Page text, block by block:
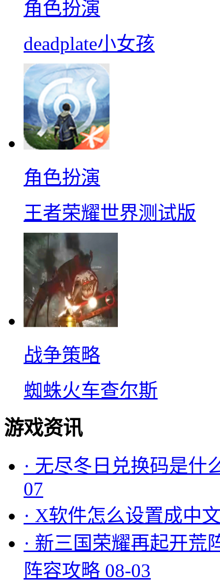
角色扮演
deadplate小女孩
角色扮演
王者荣耀世界测试版
战争策略
蜘蛛火车查尔斯
游戏资讯
· 无尽冬日兑换码是什
07
· X软件怎么设置成中
· 新三国荣耀再起开荒
阵容攻略 08-03